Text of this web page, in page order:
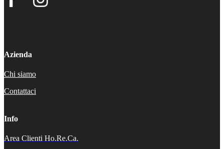
Azienda
Chi siamo
Contattaci
Info
Area Clienti Ho.Re.Ca.